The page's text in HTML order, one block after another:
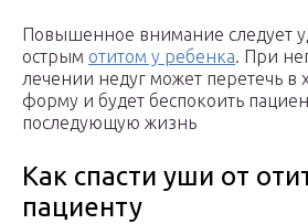
Повышенное внимание следует
острым отитом у ребенка. При
лечении недуг может перетечь в
форму и будет беспокоить
последующую жизнь
Как спасти уши от
пациенту